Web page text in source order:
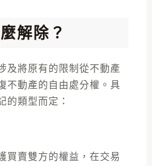
解除？
及將原有的限制從不動產
不動產的自由處分權。具
的類型而定：
買賣雙方的權益，在交易